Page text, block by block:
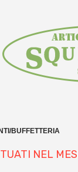
BUFFETTERIA
NEL